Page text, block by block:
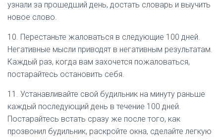
узнали за прошедший день, достать словарь и выучить
новое слово.
10. Перестаньте жаловаться в следующие 100 дней.
Негативные мысли приводят в негативным результатам.
Каждый раз, когда вам захочется пожаловаться,
постарайтесь остановить себя.
11. Устанавливайте свой будильник на минуту раньше
каждый последующий день в течение 100 дней.
Постарайтесь встать сразу же после того, как
прозвонил будильник, раскройте окна, сделайте легкую